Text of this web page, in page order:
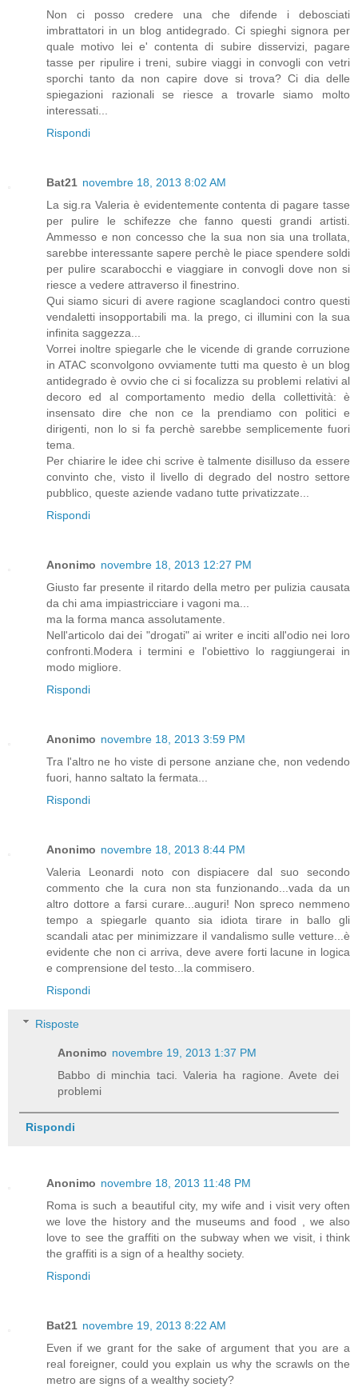
Non ci posso credere una che difende i debosciati
imbrattatori in un blog antidegrado. Ci spieghi signora per
quale motivo lei e' contenta di subire disservizi, pagare
tasse per ripulire i treni, subire viaggi in convogli con vetri
sporchi tanto da non capire dove si trova? Ci dia delle
spiegazioni razionali se riesce a trovarle siamo molto
interessati...
Rispondi
Bat21 novembre 18, 2013 8:02 AM
La sig.ra Valeria è evidentemente contenta di pagare tasse
per pulire le schifezze che fanno questi grandi artisti.
Ammesso e non concesso che la sua non sia una trollata,
sarebbe interessante sapere perchè le piace spendere soldi
per pulire scarabocchi e viaggiare in convogli dove non si
riesce a vedere attraverso il finestrino.
Qui siamo sicuri di avere ragione scaglandoci contro questi
vendaletti insopportabili ma. la prego, ci illumini con la sua
infinita saggezza...
Vorrei inoltre spiegarle che le vicende di grande corruzione
in ATAC sconvolgono ovviamente tutti ma questo è un blog
antidegrado è ovvio che ci si focalizza su problemi relativi al
decoro ed al comportamento medio della collettività: è
insensato dire che non ce la prendiamo con politici e
dirigenti, non lo si fa perchè sarebbe semplicemente fuori
tema.
Per chiarire le idee chi scrive è talmente disilluso da essere
convinto che, visto il livello di degrado del nostro settore
pubblico, queste aziende vadano tutte privatizzate...
Rispondi
Anonimo novembre 18, 2013 12:27 PM
Giusto far presente il ritardo della metro per pulizia causata
da chi ama impiastricciare i vagoni ma...
ma la forma manca assolutamente.
Nell'articolo dai dei "drogati" ai writer e inciti all'odio nei loro
confronti.Modera i termini e l'obiettivo lo raggiungerai in
modo migliore.
Rispondi
Anonimo novembre 18, 2013 3:59 PM
Tra l'altro ne ho viste di persone anziane che, non vedendo
fuori, hanno saltato la fermata...
Rispondi
Anonimo novembre 18, 2013 8:44 PM
Valeria Leonardi noto con dispiacere dal suo secondo
commento che la cura non sta funzionando...vada da un
altro dottore a farsi curare...auguri! Non spreco nemmeno
tempo a spiegarle quanto sia idiota tirare in ballo gli
scandali atac per minimizzare il vandalismo sulle vetture...è
evidente che non ci arriva, deve avere forti lacune in logica
e comprensione del testo...la commisero.
Rispondi
Risposte
Anonimo novembre 19, 2013 1:37 PM
Babbo di minchia taci. Valeria ha ragione. Avete dei
problemi
Rispondi
Anonimo novembre 18, 2013 11:48 PM
Roma is such a beautiful city, my wife and i visit very often
we love the history and the museums and food , we also
love to see the graffiti on the subway when we visit, i think
the graffiti is a sign of a healthy society.
Rispondi
Bat21 novembre 19, 2013 8:22 AM
Even if we grant for the sake of argument that you are a
real foreigner, could you explain us why the scrawls on the
metro are signs of a wealthy society?